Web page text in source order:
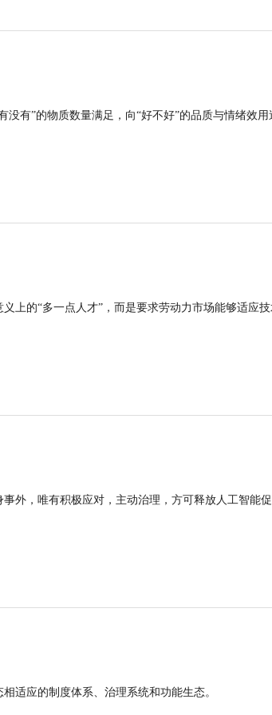
有”的物质数量满足，向“好不好”的品质与情绪效用
上的“多一点人才”，而是要求劳动力市场能够适应
外，唯有积极应对，主动治理，方可释放人工智能
适应的制度体系、治理系统和功能生态。